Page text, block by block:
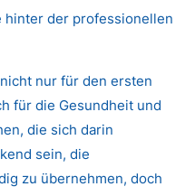
hinter der professionellen
nur für den ersten
für die Gesundheit und
die sich darin
sein, die
zu übernehmen, doch